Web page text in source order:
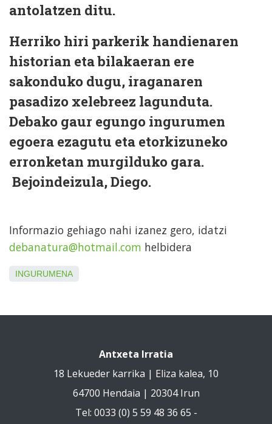
antolatzen ditu.
Herriko hiri parkerik handienaren
historian eta bilakaeran ere
sakonduko dugu, iraganaren
pasadizo xelebreez lagunduta.
Debako gaur egungo ingurumen
egoera ezagutu eta etorkizuneko
erronketan murgilduko gara.
Bejoindeizula, Diego.
Informazio gehiago nahi izanez gero, idatzi
debanatura@hotmail.com helbidera
INGURUMENA
Antxeta Irratia
18 Lekueder karrika | Eliza kalea, 10
64700 Hendaia | 20304 Irun
Tel: 0033 (0) 5 59 48 36 65 -